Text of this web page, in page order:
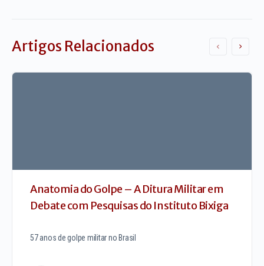
Artigos Relacionados
Anatomia do Golpe – A Ditura Militar em
Debate com Pesquisas do Instituto Bixiga
57 anos de golpe militar no Brasil